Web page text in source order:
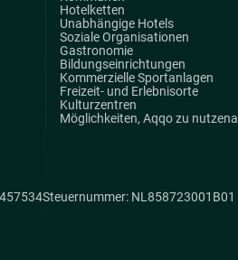
Hotelketten
Unabhängige Hotels
Soziale Organisationen
Gastronomie
Bildungseinrichtungen
Kommerzielle Sportanlagen
Freizeit- und Erlebnisorte
Kulturzentren
Möglichkeiten, Aqqo zu nutzena
Steuernummer: NL858723001B01